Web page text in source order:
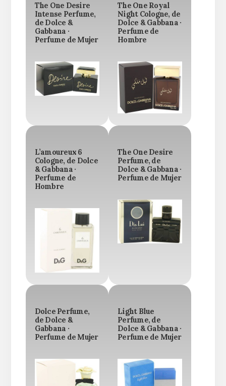
The One Desire
Intense Perfume,
de Dolce &
Gabbana ·
Perfume de Mujer
The One Royal
Night Cologne, de
Dolce & Gabbana ·
Perfume de
Hombre
L’amoureux 6
Cologne, de Dolce
& Gabbana ·
Perfume de
Hombre
The One Desire
Perfume, de
Dolce & Gabbana ·
Perfume de Mujer
Dolce Perfume,
de Dolce &
Gabbana ·
Perfume de Mujer
Light Blue
Perfume, de
Dolce & Gabbana ·
Perfume de Mujer